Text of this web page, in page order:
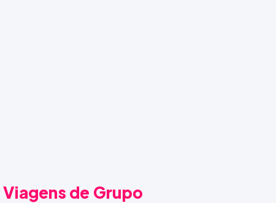
Viagens de Grupo